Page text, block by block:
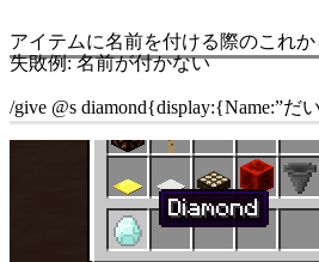
アイテムに名前を付ける際のこれ
失敗例: 名前が付かない
/give @s diamond{display:{Name:”だ